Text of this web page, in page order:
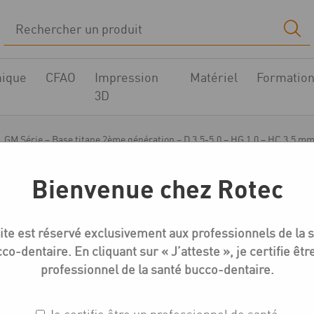
CFAO
Impression
3D
Matériel
GM Série – Base titane 2ème génération – D 3.5-5.0 – HG 1.0 – HC 3.5
GM Série – Base
3.5-5.0 – HG 1.0 – HC
Bienvenue chez Rotec
est réservé exclusivement aux professionnels de la
dentaire. En cliquant sur « J’atteste », je certifie
professionnel de la santé bucco-dentaire.